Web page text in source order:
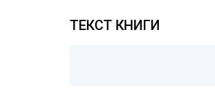
ТЕКСТ КНИГИ